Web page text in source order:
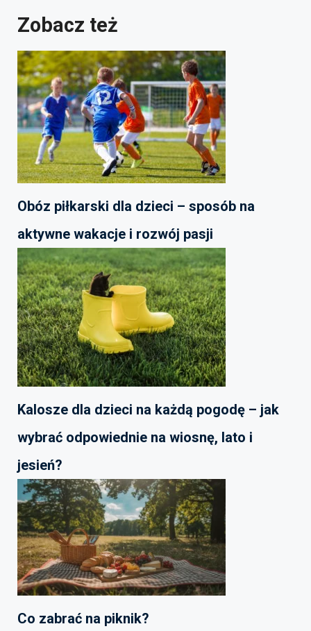
Zobacz też
Obóz piłkarski dla dzieci – sposób na
aktywne wakacje i rozwój pasji
Kalosze dla dzieci na każdą pogodę – jak
wybrać odpowiednie na wiosnę, lato i
jesień?
Co zabrać na piknik?